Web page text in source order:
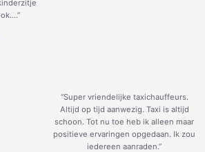
“Super vriendelijke taxichauffeurs.
Altijd op tijd aanwezig. Taxi is altijd
schoon. Tot nu toe heb ik alleen maar
positieve ervaringen opgedaan. Ik zou
iedereen aanraden.”